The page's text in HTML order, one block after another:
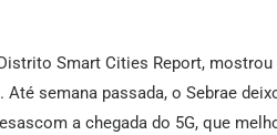
Smart Cities Report,
semana passada, o Sebrae
a chegada do 5G, que